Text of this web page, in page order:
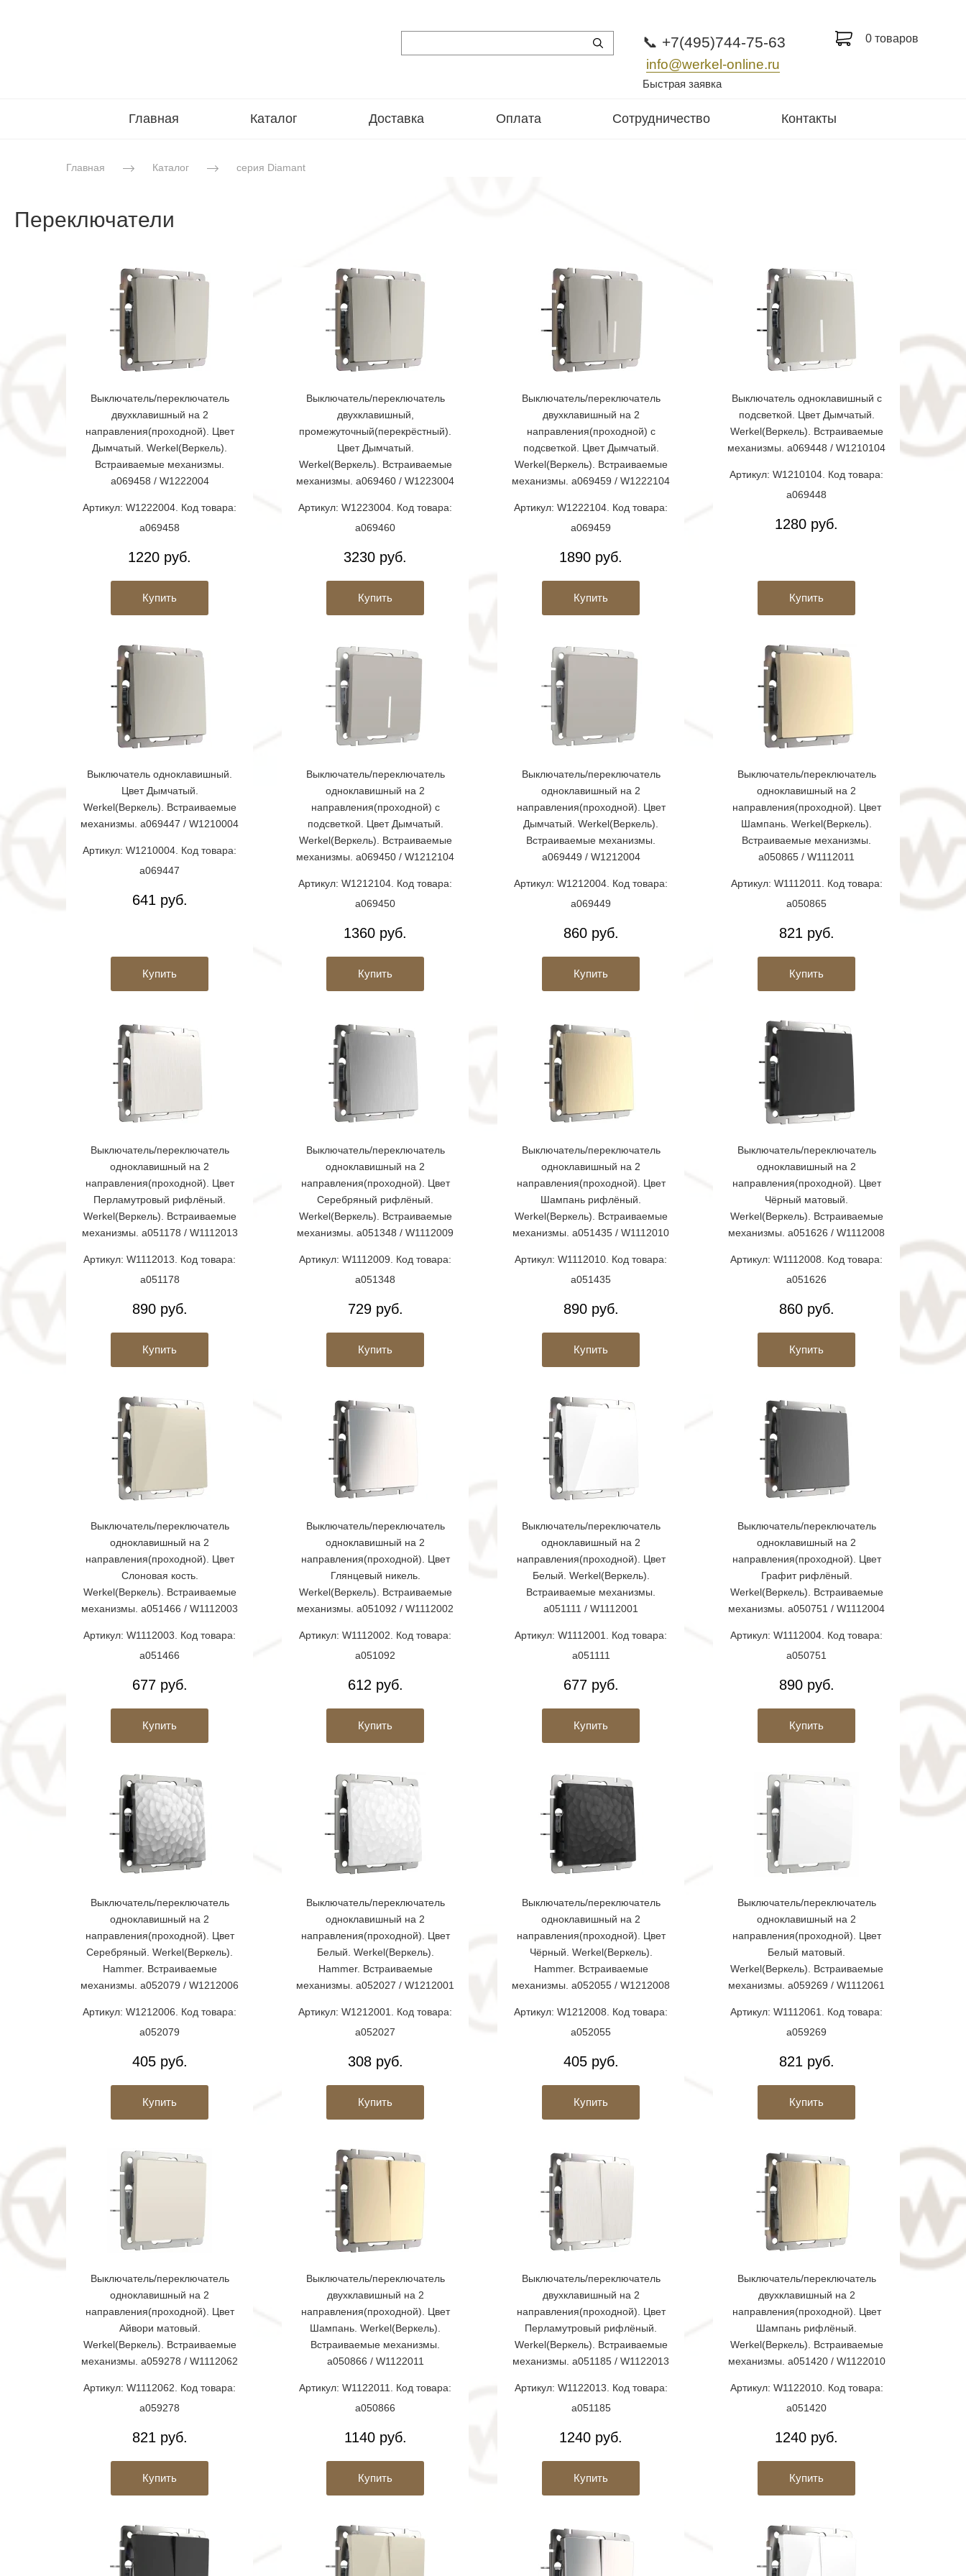
📞 +7(495)744-75-63
info@werkel-online.ru
Быстрая заявка
0 товаров
Главная Каталог Доставка Оплата Сотрудничество Контакты
Главная Каталог серия Diamant
Переключатели
Выключатель/переключатель
двухклавишный на 2
направления(проходной). Цвет
Дымчатый. Werkel(Веркель).
Встраиваемые механизмы.
a069458 / W1222004
Артикул: W1222004. Код товара:
a069458
1220 руб.
Купить
Выключатель/переключатель
двухклавишный,
промежуточный(перекрёстный).
Цвет Дымчатый.
Werkel(Веркель). Встраиваемые
механизмы. a069460 / W1223004
Артикул: W1223004. Код товара:
a069460
3230 руб.
Купить
Выключатель/переключатель
двухклавишный на 2
направления(проходной) с
подсветкой. Цвет Дымчатый.
Werkel(Веркель). Встраиваемые
механизмы. a069459 / W1222104
Артикул: W1222104. Код товара:
a069459
1890 руб.
Купить
Выключатель одноклавишный с
подсветкой. Цвет Дымчатый.
Werkel(Веркель). Встраиваемые
механизмы. a069448 / W1210104
Артикул: W1210104. Код товара:
a069448
1280 руб.
Купить
Выключатель одноклавишный.
Цвет Дымчатый.
Werkel(Веркель). Встраиваемые
механизмы. a069447 / W1210004
Артикул: W1210004. Код товара:
a069447
641 руб.
Купить
Выключатель/переключатель
одноклавишный на 2
направления(проходной) с
подсветкой. Цвет Дымчатый.
Werkel(Веркель). Встраиваемые
механизмы. a069450 / W1212104
Артикул: W1212104. Код товара:
a069450
1360 руб.
Купить
Выключатель/переключатель
одноклавишный на 2
направления(проходной). Цвет
Дымчатый. Werkel(Веркель).
Встраиваемые механизмы.
a069449 / W1212004
Артикул: W1212004. Код товара:
a069449
860 руб.
Купить
Выключатель/переключатель
одноклавишный на 2
направления(проходной). Цвет
Шампань. Werkel(Веркель).
Встраиваемые механизмы.
a050865 / W1112011
Артикул: W1112011. Код товара:
a050865
821 руб.
Купить
Выключатель/переключатель
одноклавишный на 2
направления(проходной). Цвет
Перламутровый рифлёный.
Werkel(Веркель). Встраиваемые
механизмы. a051178 / W1112013
Артикул: W1112013. Код товара:
a051178
890 руб.
Купить
Выключатель/переключатель
одноклавишный на 2
направления(проходной). Цвет
Серебряный рифлёный.
Werkel(Веркель). Встраиваемые
механизмы. a051348 / W1112009
Артикул: W1112009. Код товара:
a051348
729 руб.
Купить
Выключатель/переключатель
одноклавишный на 2
направления(проходной). Цвет
Шампань рифлёный.
Werkel(Веркель). Встраиваемые
механизмы. a051435 / W1112010
Артикул: W1112010. Код товара:
a051435
890 руб.
Купить
Выключатель/переключатель
одноклавишный на 2
направления(проходной). Цвет
Чёрный матовый.
Werkel(Веркель). Встраиваемые
механизмы. a051626 / W1112008
Артикул: W1112008. Код товара:
a051626
860 руб.
Купить
Выключатель/переключатель
одноклавишный на 2
направления(проходной). Цвет
Слоновая кость.
Werkel(Веркель). Встраиваемые
механизмы. a051466 / W1112003
Артикул: W1112003. Код товара:
a051466
677 руб.
Купить
Выключатель/переключатель
одноклавишный на 2
направления(проходной). Цвет
Глянцевый никель.
Werkel(Веркель). Встраиваемые
механизмы. a051092 / W1112002
Артикул: W1112002. Код товара:
a051092
612 руб.
Купить
Выключатель/переключатель
одноклавишный на 2
направления(проходной). Цвет
Белый. Werkel(Веркель).
Встраиваемые механизмы.
a051111 / W1112001
Артикул: W1112001. Код товара:
a051111
677 руб.
Купить
Выключатель/переключатель
одноклавишный на 2
направления(проходной). Цвет
Графит рифлёный.
Werkel(Веркель). Встраиваемые
механизмы. a050751 / W1112004
Артикул: W1112004. Код товара:
a050751
890 руб.
Купить
Выключатель/переключатель
одноклавишный на 2
направления(проходной). Цвет
Серебряный. Werkel(Веркель).
Hammer. Встраиваемые
механизмы. a052079 / W1212006
Артикул: W1212006. Код товара:
a052079
405 руб.
Купить
Выключатель/переключатель
одноклавишный на 2
направления(проходной). Цвет
Белый. Werkel(Веркель).
Hammer. Встраиваемые
механизмы. a052027 / W1212001
Артикул: W1212001. Код товара:
a052027
308 руб.
Купить
Выключатель/переключатель
одноклавишный на 2
направления(проходной). Цвет
Чёрный. Werkel(Веркель).
Hammer. Встраиваемые
механизмы. a052055 / W1212008
Артикул: W1212008. Код товара:
a052055
405 руб.
Купить
Выключатель/переключатель
одноклавишный на 2
направления(проходной). Цвет
Белый матовый.
Werkel(Веркель). Встраиваемые
механизмы. a059269 / W1112061
Артикул: W1112061. Код товара:
a059269
821 руб.
Купить
Выключатель/переключатель
одноклавишный на 2
направления(проходной). Цвет
Айвори матовый.
Werkel(Веркель). Встраиваемые
механизмы. a059278 / W1112062
Артикул: W1112062. Код товара:
a059278
821 руб.
Купить
Выключатель/переключатель
двухклавишный на 2
направления(проходной). Цвет
Шампань. Werkel(Веркель).
Встраиваемые механизмы.
a050866 / W1122011
Артикул: W1122011. Код товара:
a050866
1140 руб.
Купить
Выключатель/переключатель
двухклавишный на 2
направления(проходной). Цвет
Перламутровый рифлёный.
Werkel(Веркель). Встраиваемые
механизмы. a051185 / W1122013
Артикул: W1122013. Код товара:
a051185
1240 руб.
Купить
Выключатель/переключатель
двухклавишный на 2
направления(проходной). Цвет
Шампань рифлёный.
Werkel(Веркель). Встраиваемые
механизмы. a051420 / W1122010
Артикул: W1122010. Код товара:
a051420
1240 руб.
Купить